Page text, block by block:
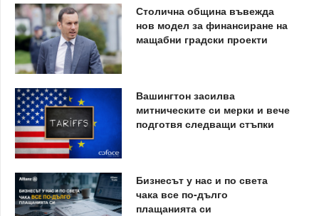
Столична община въвежда
нов модел за финансиране на
мащабни градски проекти
Вашингтон засилва
митническите си мерки и вече
подготвя следващи стъпки
Бизнесът у нас и по света
чака все по-дълго
плащанията си